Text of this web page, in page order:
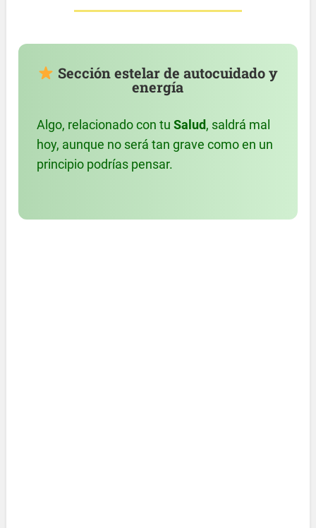
Sección estelar de autocuidado y
energía
Algo, relacionado con tuSalud , saldrá mal
hoy, aunque no será tan grave como en un
principio podrías pensar.